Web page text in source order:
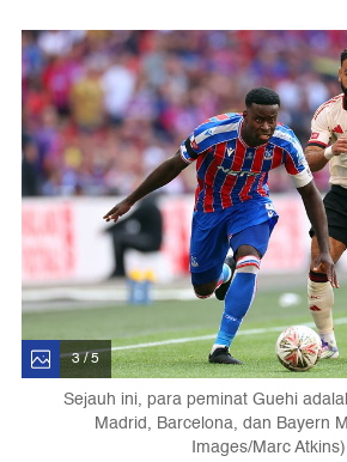
3 / 5
Sejauh ini, para peminat Guehi
Madrid, Barcelona, dan Bayern
Images/Marc Atkins)